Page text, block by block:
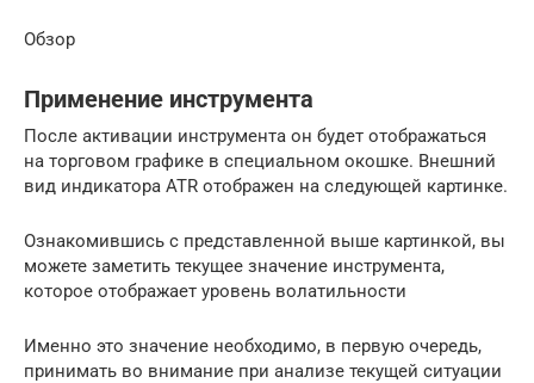
Обзор
Применение инструмента
После активации инструмента он будет отображаться
на торговом графике в специальном окошке. Внешний
вид индикатора ATR отображен на следующей картинке.
Ознакомившись с представленной выше картинкой, вы
можете заметить текущее значение инструмента,
которое отображает уровень волатильности
Именно это значение необходимо, в первую очередь,
принимать во внимание при анализе текущей ситуации